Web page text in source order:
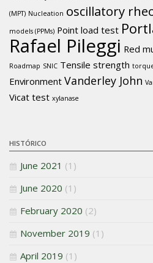
(MPT) Nucleation oscillatory
models (PPMs) Point load test
Rafael Pileggi Red
Roadmap SNIC Tensile strength
Environment Vanderley John
Vicat test xylanase
HISTÓRICO
June 2021 (1)
June 2020 (1)
February 2020 (2)
November 2019 (1)
April 2019 (1)